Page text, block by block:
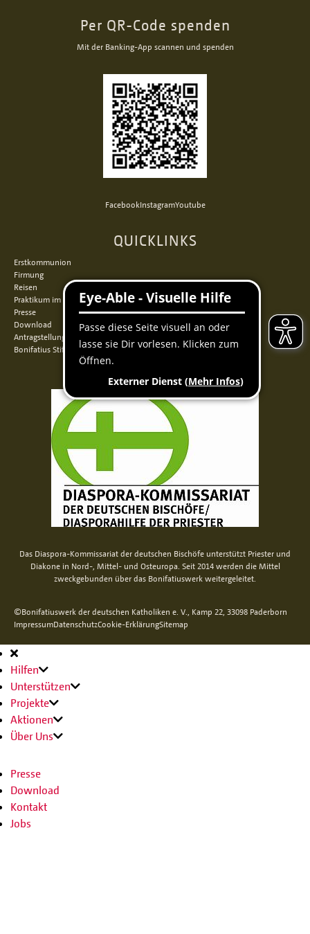
Per QR-Code spenden
Mit der Banking-App scannen und spenden
FacebookInstagramYoutube
QUICKLINKS
Erstkommunion
Firmung
Reisen
Praktikum im Norden
Presse
Download
Antragstellung
Bonifatius Stiftungszentrum
Das Diaspora-Kommissariat der deutschen Bischöfe unterstützt Priester und
Diakone in Nord-, Mittel- und Osteuropa. Seit 2014 werden die Mittel
zweckgebunden über das Bonifatiuswerk weitergeleitet.
©Bonifatiuswerk der deutschen Katholiken e. V., Kamp 22, 33098 Paderborn
ImpressumDatenschutzCookie-ErklärungSitemap
Hauptnavigation
Hilfen
Unterstützen
Projekte
Aktionen
Über Uns
Presse
Download
Kontakt
Jobs